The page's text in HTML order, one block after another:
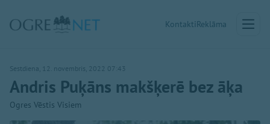
KontaktiReklāma
Sestdiena, 12. novembris, 2022 07:43
Andris Puķāns makšķerē bez āķa
Ogres Vēstis Visiem